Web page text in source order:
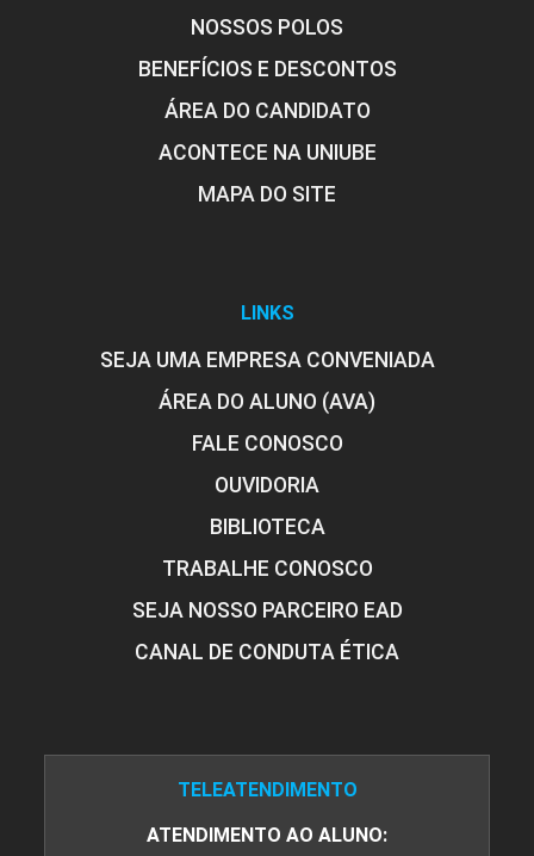
10h
no Processo de Ensino-Aprendizagem
10h
Pesquisa em História Digital e Virtual
NOSSOS POLOS
BENEFÍCIOS E DESCONTOS
ÁREA DO CANDIDATO
ACONTECE NA UNIUBE
MAPA DO SITE
LINKS
SEJA UMA EMPRESA CONVENIADA
ÁREA DO ALUNO (AVA)
FALE CONOSCO
OUVIDORIA
BIBLIOTECA
TRABALHE CONOSCO
SEJA NOSSO PARCEIRO EAD
CANAL DE CONDUTA ÉTICA
TELEATENDIMENTO
ATENDIMENTO AO ALUNO: